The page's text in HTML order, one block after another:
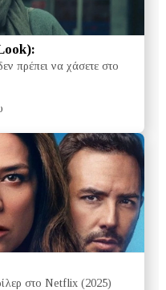
πρέπει να χάσετε στο
στο Netflix (2025)